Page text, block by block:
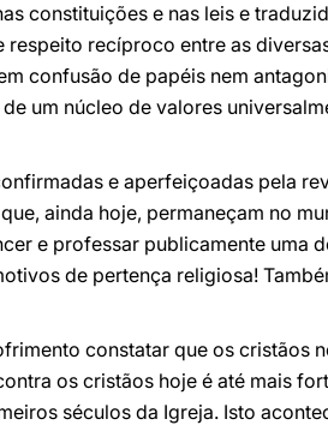
constituições e nas leis e
recíproco entre as
confusão de papéis nem
um núcleo de valores
e aperfeiçoadas pela
ainda hoje, permaneçam no
e professar publicamente uma
de pertença religiosa!
constatar que os cristãos
os cristãos hoje é até mais
séculos da Igreja. Isto